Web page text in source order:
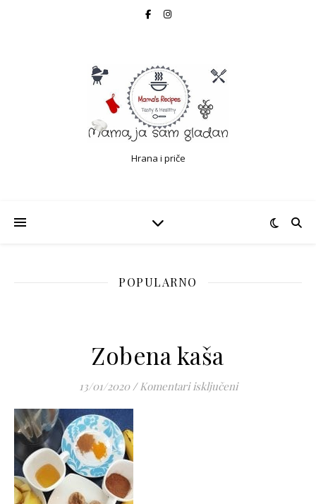
Hrana i priče
POPULARNO
Zobena kaša
13/01/2020 / Komentari isključeniza Zobena kaša